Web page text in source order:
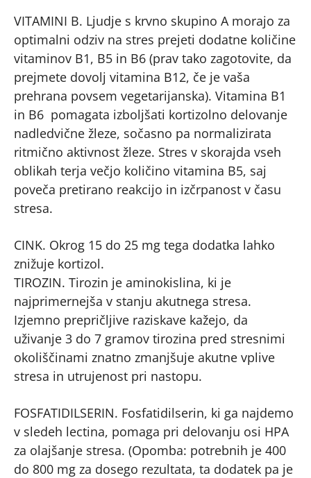
VITAMINI B. Ljudje s krvno skupino A morajo za
optimalni odziv na stres prejeti dodatne količine
vitaminov B1, B5 in B6 (prav tako zagotovite, da
prejmete dovolj vitamina B12, če je vaša
prehrana povsem vegetarijanska). Vitamina B1
in B6 pomagata izboljšati kortizolno delovanje
nadledvične žleze, sočasno pa normalizirata
ritmično aktivnost žleze. Stres v skorajda vseh
oblikah terja večjo količino vitamina B5, saj
poveča pretirano reakcijo in izčrpanost v času
stresa.
CINK. Okrog 15 do 25 mg tega dodatka lahko
znižuje kortizol.
TIROZIN. Tirozin je aminokislina, ki je
najprimernejša v stanju akutnega stresa.
Izjemno prepričljive raziskave kažejo, da
uživanje 3 do 7 gramov tirozina pred stresnimi
okoliščinami znatno zmanjšuje akutne vplive
stresa in utrujenost pri nastopu.
FOSFATIDILSERIN. Fosfatidilserin, ki ga najdemo
v sledeh lectina, pomaga pri delovanju osi HPA
za olajšanje stresa. (Opomba: potrebnih je 400
do 800 mg za dosego rezultata, ta dodatek pa je